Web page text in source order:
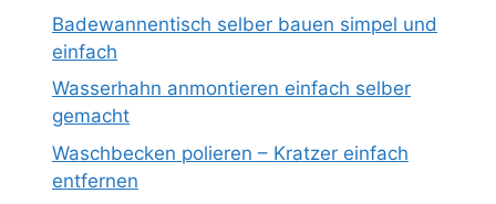
Badewannentisch selber bauen simpel und
einfach
Wasserhahn anmontieren einfach selber
gemacht
Waschbecken polieren – Kratzer einfach
entfernen